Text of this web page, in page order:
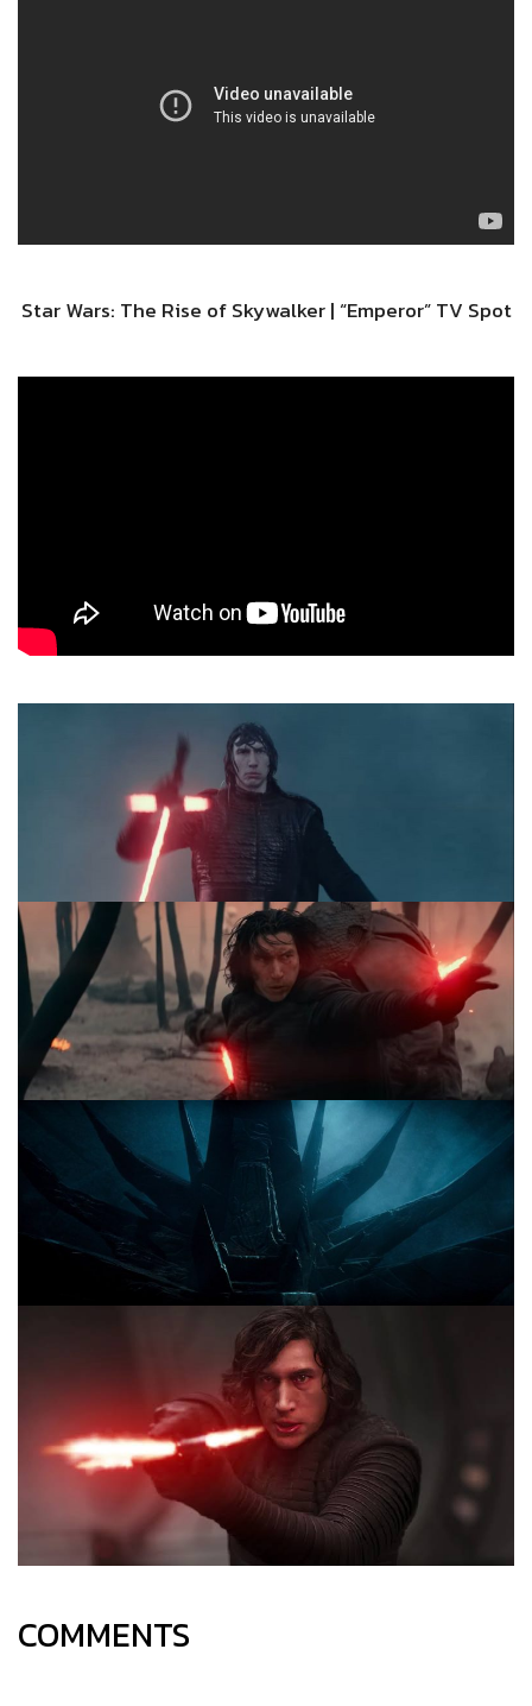
Star Wars: The Rise of Skywalker | “Emperor” TV Spot
COMMENTS